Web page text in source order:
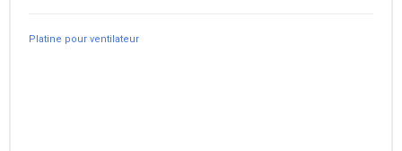
Platine pour ventilateur